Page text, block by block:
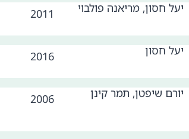
יעל חסון, מריאנה פולבוי 2011
יעל חסון 2016
יורם שיפטן, תמר קינן 2006